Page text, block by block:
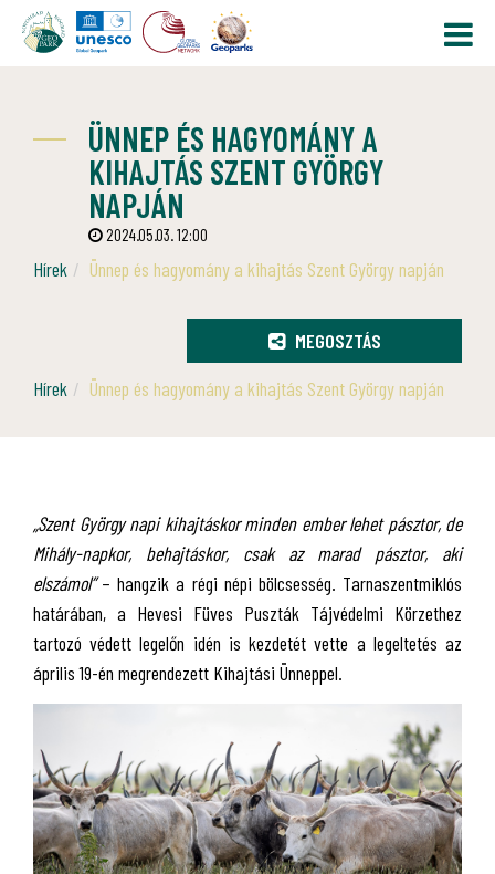
ÜNNEP ÉS HAGYOMÁNY A
KIHAJTÁS SZENT GYÖRGY
NAPJÁN
2024.05.03. 12:00
Hírek Ünnep és hagyomány a kihajtás Szent György napján
MEGOSZTÁS
Hírek
Ünnep és hagyomány a kihajtás Szent György napján
„Szent György napi kihajtáskor minden ember lehet pásztor, de
Mihály-napkor, behajtáskor, csak az marad pásztor, aki
elszámol”– hangzik a régi népi bölcsesség. Tarnaszentmiklós
határában, a Hevesi Füves Puszták Tájvédelmi Körzethez
tartozó védett legelőn idén is kezdetét vette a legeltetés az
április 19-én megrendezett Kihajtási Ünneppel.